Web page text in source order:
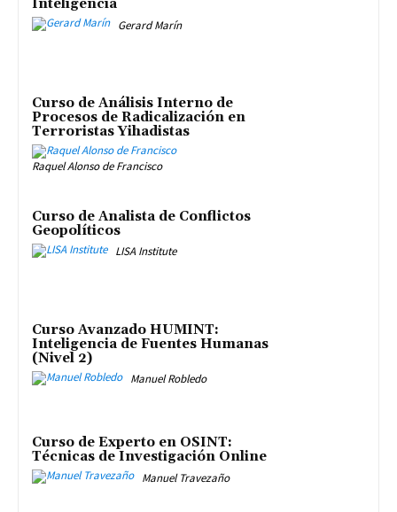
Inteligencia
Gerard Marín
Curso de Análisis Interno de
Procesos de Radicalización en
Terroristas Yihadistas
Raquel Alonso de Francisco
Curso de Analista de Conflictos
Geopolíticos
LISA Institute
Curso Avanzado HUMINT:
Inteligencia de Fuentes Humanas
(Nivel 2)
Manuel Robledo
Curso de Experto en OSINT:
Técnicas de Investigación Online
Manuel Travezaño